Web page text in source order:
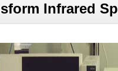
Infrared